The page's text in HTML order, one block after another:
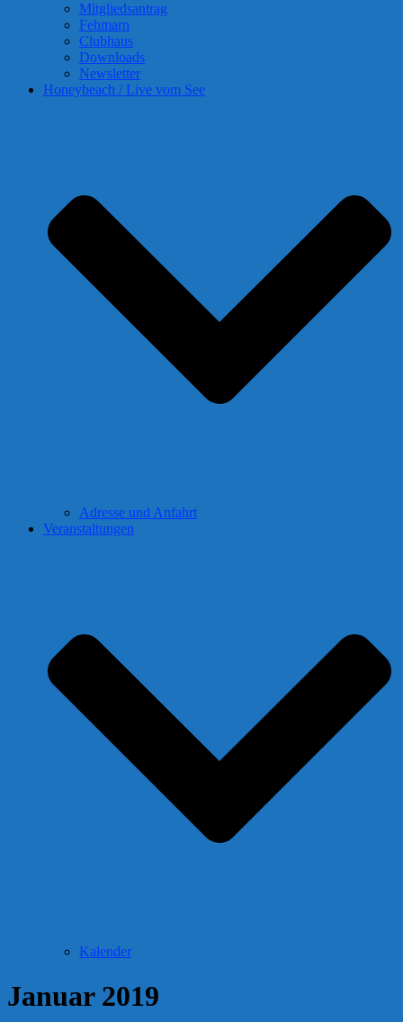
Mitgliedsantrag
Fehmarn
Clubhaus
Downloads
Newsletter
Honeybeach / Live vom See
Adresse und Anfahrt
Veranstaltungen
Kalender
Januar 2019